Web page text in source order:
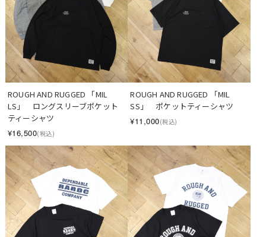
ROUGH AND RUGGED 「MIL
LS」　ロングスリーブポケット
ティーシャツ
¥16,500(税込)
ROUGH AND RUGGED 「MIL
SS」　ポケットティーシャツ
¥11,000(税込)